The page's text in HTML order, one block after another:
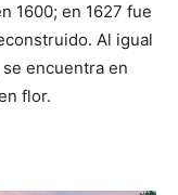
1600; en 1627 fue
Al igual
encuentra en
flor.